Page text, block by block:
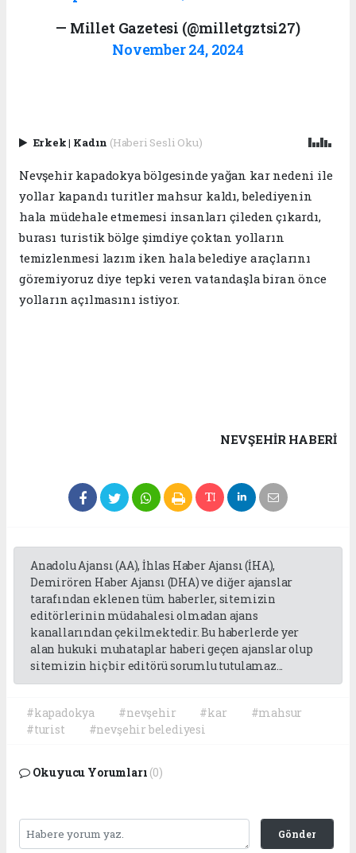
— Millet Gazetesi (@milletgztsi27)
November 24, 2024
Erkek| Kadın (Haberi Sesli Oku)
Nevşehir kapadokya bölgesinde yağan kar nedeni ile
yollar kapandı turitler mahsur kaldı, belediyenin
hala müdehale etmemesi insanları çileden çıkardı,
burası turistik bölge şimdiye çoktan yolların
temizlenmesi lazım iken hala belediye araçlarını
göremiyoruz diye tepki veren vatandaşla biran önce
yolların açılmasını istiyor.
NEVŞEHIR HABERİ
Anadolu Ajansı (AA), İhlas Haber Ajansı (İHA),
Demirören Haber Ajansı (DHA) ve diğer ajanslar
tarafından eklenen tüm haberler, sitemizin
editörlerinin müdahalesi olmadan ajans
kanallarından çekilmektedir. Bu haberlerde yer
alan hukuki muhataplar haberi geçen ajanslar olup
sitemizin hiç bir editörü sorumlu tutulamaz...
#kapadokya #nevşehir #kar
#mahsur
#turist
#nevşehir belediyesi
Okuyucu Yorumları (0)
Gönder